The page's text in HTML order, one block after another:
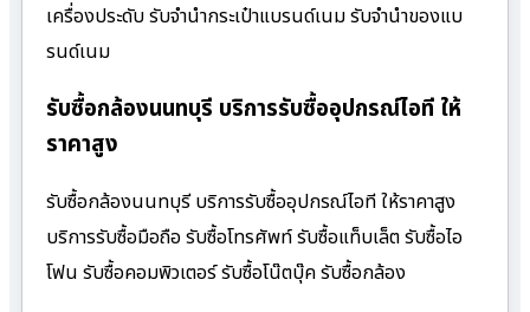
เครื่องประดับ รับจำนำกระเป๋าแบรนด์เนม รับจำนำของแบ
รนด์เนม
รับซื้อกล้องนนทบุรี บริการรับซื้ออุปกรณ์ไอที ให้
ราคาสูง
รับซื้อกล้องนนทบุรี บริการรับซื้ออุปกรณ์ไอที ให้ราคาสูง
บริการรับซื้อมือถือ รับซื้อโทรศัพท์ รับซื้อแท็บเล็ต รับซื้อไอ
โฟน รับซื้อคอมพิวเตอร์ รับซื้อโน๊ตบุ๊ค รับซื้อกล้อง